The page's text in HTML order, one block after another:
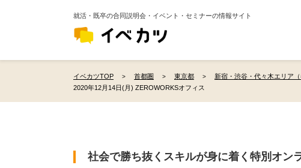
就活・既卒の合同説明会・イベント・セミナーの情報サイト
イベカツTOP 首都圏 東京都 新宿・渋谷・代々木エリア（
2020年12月14日(月) ZEROWORKSオフィス
社会で勝ち抜くスキルが身に着く特別オン